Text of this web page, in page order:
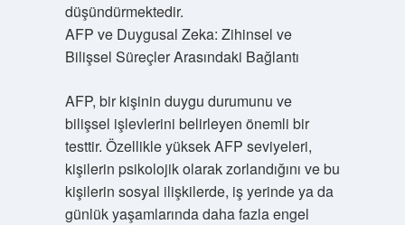
düşündürmektedir.
AFP ve Duygusal Zeka: Zihinsel ve
Bilişsel Süreçler Arasındaki Bağlantı
AFP, bir kişinin duygu durumunu ve
bilişsel işlevlerini belirleyen önemli bir
testtir. Özellikle yüksek AFP seviyeleri,
kişilerin psikolojik olarak zorlandığını ve bu
kişilerin sosyal ilişkilerde, iş yerinde ya da
günlük yaşamlarında daha fazla engel